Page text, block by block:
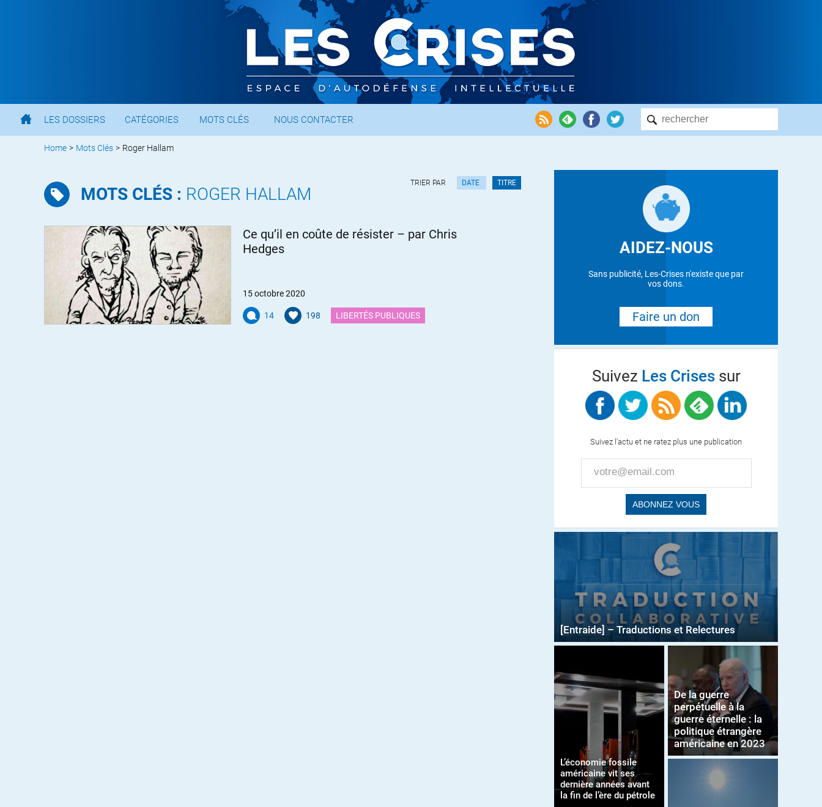
LES DOSSIERS CATÉGORIES MOTS CLÉS NOUS CONTACTER
Home > Mots Clés > Roger Hallam
MOTS CLÉS : ROGER HALLAM
TRIER PAR DATE TITRE
Ce qu’il en coûte de résister – par Chris
Hedges
15 octobre 2020
14 198 LIBERTÉS PUBLIQUES
AIDEZ-NOUS
Sans publicité, Les-Crises n'existe que par
vos dons.
Faire un don
Suivez Les Crisessur
Suivez l'actu et ne ratez plus une publication
[Entraide] – Traductions et Relectures
L’économie fossile
américaine vit ses
dernière années avant
la fin de l’ère du pétrole
De la guerre
perpétuelle à la
guerre éternelle : la
politique étrangère
américaine en 2023